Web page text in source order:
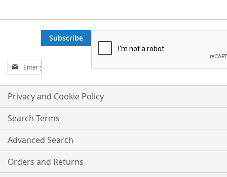
Sign
Up
for
Our
Newsletter:
Subscribe
Privacy and Cookie Policy
Search Terms
Advanced Search
Orders and Returns